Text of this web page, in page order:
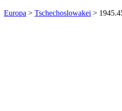
Europa > Tschechoslowakei >